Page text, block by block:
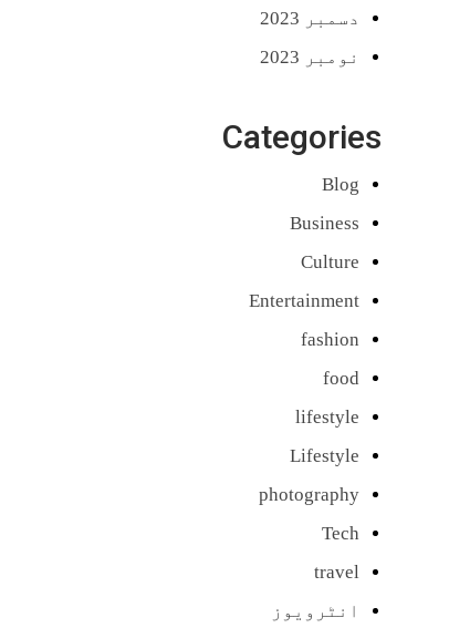
دسمبر 2023
نومبر 2023
Categories
Blog
Business
Culture
Entertainment
fashion
food
lifestyle
Lifestyle
photography
Tech
travel
انٹرویوز